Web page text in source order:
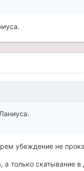
убеждение не
только скатывание в